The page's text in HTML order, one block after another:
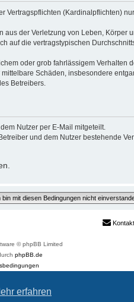
erfahren
(Kardinalpflichten)
der Verletzung von Leben, Körper
die vertragstypischen
oder grob fahrlässigem
Schäden, insbesondere
Betreibers.
Nutzer per E-Mail mitgeteilt.
und dem Nutzer bestehende
Kontakt
© phpBB Limited
phpBB.de